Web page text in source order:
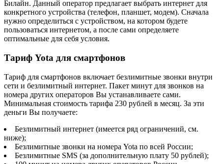
Билайн. Данный оператор предлагает выбрать интернет для
конкретного устройства (телефон, планшет, модем). Сначала
нужно определиться с устройством, на котором будете
пользоваться интернетом, а после сами определяете
оптимальные для себя условия.
Тариф Yota для смартфонов
Тариф для смартфонов включает безлимитные звонки внутри
сети и безлимитный интернет. Пакет минут для звонков на
номера других операторов Вы устанавливаете сами.
Минимальная стоимость тарифа 230 рублей в месяц. За эти
деньги Вы получаете:
Безлимитный интернет (имеется ряд ограничений, см.
ниже);
Безлимитные звонки на номера Yota по всей России;
Безлимитные SMS (за дополнительную плату 50 рублей);